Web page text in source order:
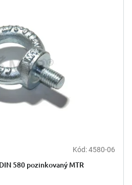
Kód:4580-06
580 pozinkovaný MTR